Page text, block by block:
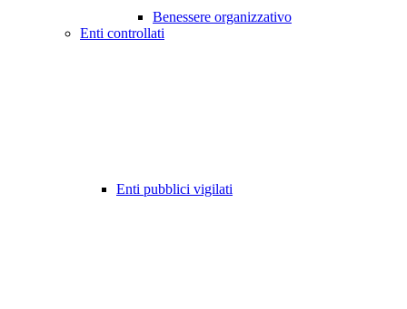
Benessere organizzativo
Enti controllati
Enti pubblici vigilati